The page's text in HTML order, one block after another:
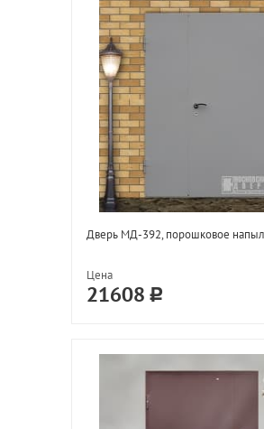
Дверь МД-392, порошковое
Цена
21608